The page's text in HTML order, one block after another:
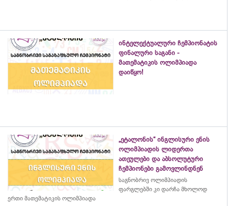
ინტელექტუალური ჩემპიონატის
ფინალური საგანი -
მათემატიკის ოლიმპიადა
დაიწყო!
„ეტალონის“ ინგლისური ენის
ოლიმპიადის ლიდერთა
ათეულები და აბსოლუტური
ჩემპიონები გამოვლინდნენ
საგნობრივ ოლიმპიადის
ფარგლებში კი დარჩა მხოლოდ
ერთი მათემატიკის ოლიმპიადა